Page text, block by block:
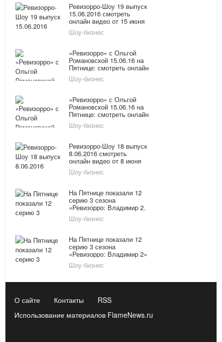
Ревизорро-Шоу 19 выпуск
15.06.2016 смотреть
онлайн видео от 15 июня
2016 с Леной Летучей на
канале Пятница!
Шоу-бизнес
«Ревизорро» с Ольгой
Романовской 15.06.16 на
Пятнице: смотреть онлайн
10 выпуск нового, 4
сезона
Шоу-бизнес
«Ревизорро» с Ольгой
Романовской 15.06.16 на
Пятнице: смотреть онлайн
анонс нового сезона
Шоу-бизнес
Ревизорро-Шоу 18 выпуск
8.06.2016 смотреть
онлайн видео от 8 июня
2016 с Леной Летучей на
канале Пятница!
Шоу-бизнес
На Пятнице показали 12
серию 3 сезона
«Ревизорро: Владимир 2.
Полная версия» от
28.10.15
Шоу-бизнес
На Пятнице показали 12
серию 3 сезона
«Ревизорро: Владимир 2»
от 28.10.15
Шоу-бизнес
О сайте Контакты
RSS
Использование материалов FlameNews.ru